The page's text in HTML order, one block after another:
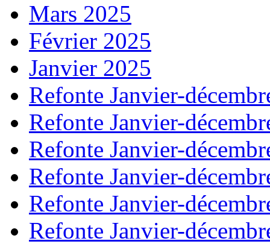
Mars 2025
Février 2025
Janvier 2025
Refonte Janvier-
Refonte Janvier-
Refonte Janvier-
Refonte Janvier-
Refonte Janvier-
Refonte Janvier-